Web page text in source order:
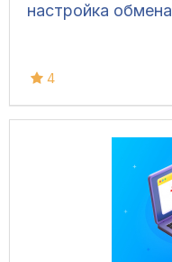
настройка обмена
4